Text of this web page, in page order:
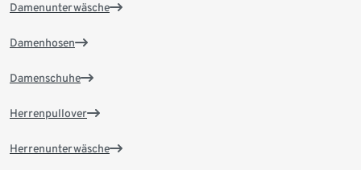
Damenunterwäsche
Damenhosen
Damenschuhe
Herrenpullover
Herrenunterwäsche